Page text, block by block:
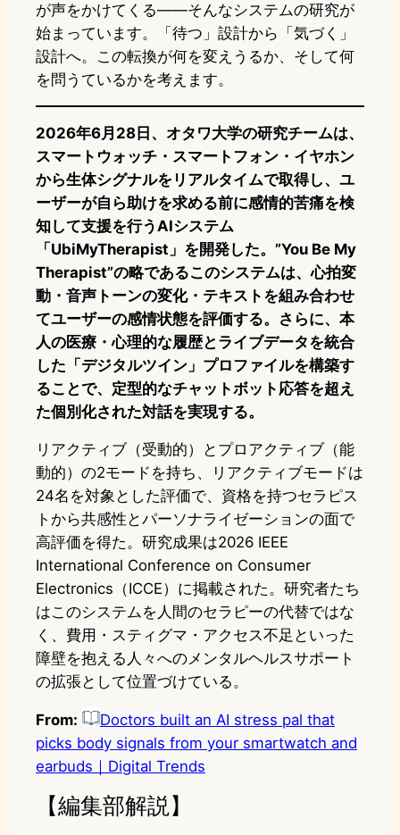
が声をかけてくる——そんなシステムの研究が
始まっています。「待つ」設計から「気づく」
設計へ。この転換が何を変えうるか、そして何
を問うているかを考えます。
2026年6月28日、オタワ大学の研究チームは、
スマートウォッチ・スマートフォン・イヤホン
から生体シグナルをリアルタイムで取得し、ユ
ーザーが自ら助けを求める前に感情的苦痛を検
知して支援を行うAIシステム
「UbiMyTherapist」を開発した。”You Be My
Therapist”の略であるこのシステムは、心拍変
動・音声トーンの変化・テキストを組み合わせ
てユーザーの感情状態を評価する。さらに、本
人の医療・心理的な履歴とライブデータを統合
した「デジタルツイン」プロファイルを構築す
ることで、定型的なチャットボット応答を超え
た個別化された対話を実現する。
リアクティブ（受動的）とプロアクティブ（能
動的）の2モードを持ち、リアクティブモードは
24名を対象とした評価で、資格を持つセラピス
トから共感性とパーソナライゼーションの面で
高評価を得た。研究成果は2026 IEEE
International Conference on Consumer
Electronics（ICCE）に掲載された。研究者たち
はこのシステムを人間のセラピーの代替ではな
く、費用・スティグマ・アクセス不足といった
障壁を抱える人々へのメンタルヘルスサポート
の拡張として位置づけている。
From:
Doctors built an AI stress pal that
picks body signals from your smartwatch and
earbuds｜Digital Trends
【編集部解説】